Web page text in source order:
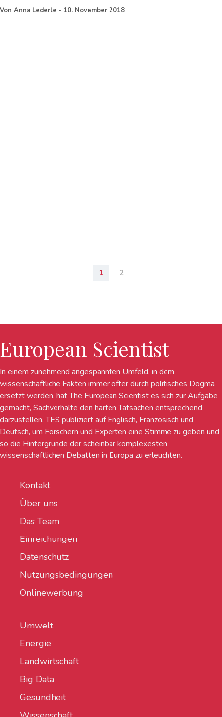
Von Anna Lederle - 10. November 2018
1 2
European Scientist
In einem zunehmend angespannten Umfeld, in dem
wissenschaftliche Fakten immer öfter durch politisches Dogma
ersetzt werden, hat The European Scientist es sich zur Aufgabe
gemacht, Sachverhalte den harten Tatsachen entsprechend
darzustellen. TES publiziert auf Englisch, Französisch und
Deutsch, um Forschern und Experten eine Stimme zu geben und
so die Hintergründe der scheinbar komplexesten
wissenschaftlichen Debatten in Europa zu erleuchten.
Kontakt
Über uns
Das Team
Einreichungen
Datenschutz
Nutzungsbedingungen
Onlinewerbung
Umwelt
Energie
Landwirtschaft
Big Data
Gesundheit